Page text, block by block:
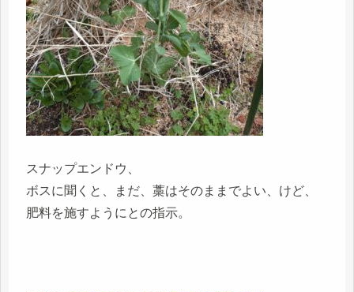
スナップエンドウ、
ボスに聞くと、まだ、藁はそのままでよい、けど、
肥料を施すようにとの指示。